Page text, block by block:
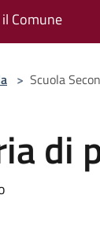
Comune
> Scuola
di